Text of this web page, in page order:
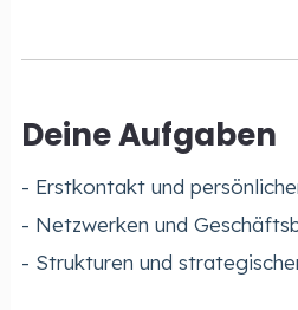
Deine Aufgaben
- Erstkontakt und
- Netzwerken und
- Strukturen und